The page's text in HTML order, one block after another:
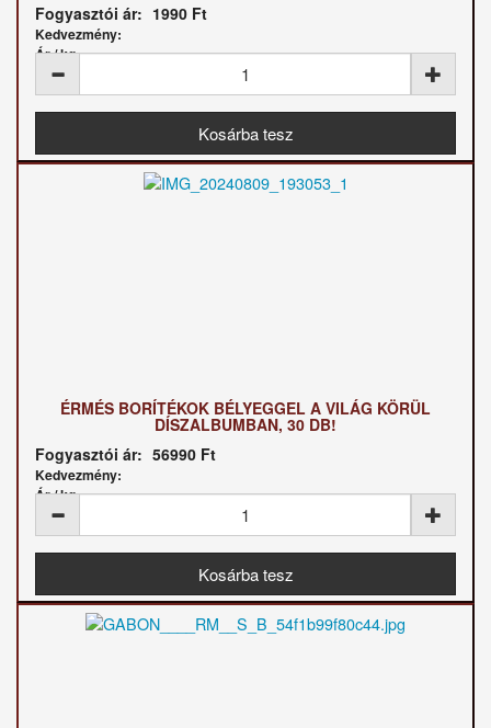
Fogyasztói ár: 1990 Ft
Kedvezmény:
Ár / kg:
ÉRMÉS BORÍTÉKOK BÉLYEGGEL A VILÁG KÖRÜL
DÍSZALBUMBAN, 30 DB!
Fogyasztói ár: 56990 Ft
Kedvezmény:
Ár / kg: